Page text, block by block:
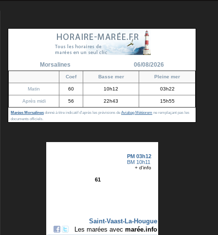
Morsalines 06/08/2026
Coef Basse mer Pleine mer
Matin 60 10h12 03h22
Après midi 56 22h43 15h55
Marées Morsalines donné à titre indicatif d'après les prévisions de Aviabag Météorem ne remplaçant pas les
documents officiels.